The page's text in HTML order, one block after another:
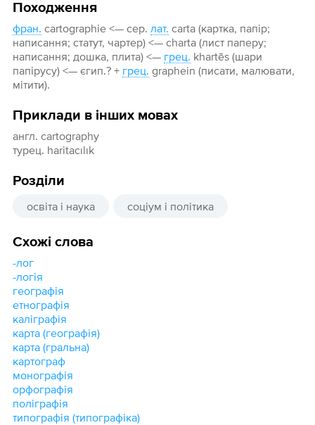
Походження
фран. cartographie <— сер. лат. carta (картка, папір;
написання; статут, чартер) <— charta (лист паперу;
написання; дошка, плита) <— грец. khartēs (шари
папірусу) <— єгип.? + грец. graphein (писати, малювати,
мітити).
Приклади в інших мовах
англ. cartography
турец. haritacılık
Розділи
освіта і наука соціум і політика
Схожі слова
-лог
-логія
географія
етнографія
каліграфія
карта (географія)
карта (гральна)
картограф
монографія
орфографія
поліграфія
типографія (типографіка)